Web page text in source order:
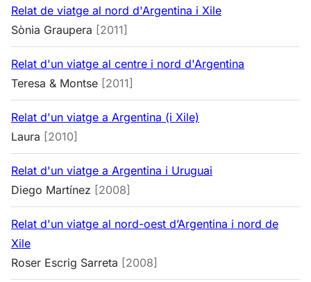
Relat de viatge al nord d'Argentina i Xile
Sònia Graupera [2011]
Relat d'un viatge al centre i nord d'Argentina
Teresa & Montse [2011]
Relat d'un viatge a Argentina (i Xile)
Laura [2010]
Relat d'un viatge a Argentina i Uruguai
Diego Martínez [2008]
Relat d'un viatge al nord-oest d’Argentina i nord de
Xile
Roser Escrig Sarreta [2008]